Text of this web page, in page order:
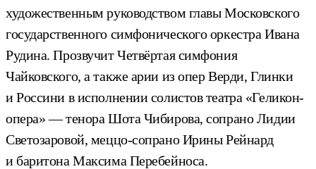
художественным руководством главы Московского
государственного симфонического оркестра Ивана
Рудина. Прозвучит Четвёртая симфония
Чайковского, а также арии из опер Верди, Глинки
и Россини в исполнении солистов театра «Геликон-
опера» — тенора Шота Чибирова, сопрано Лидии
Светозаровой, меццо-сопрано Ирины Рейнард
и баритона Максима Перебейноса.